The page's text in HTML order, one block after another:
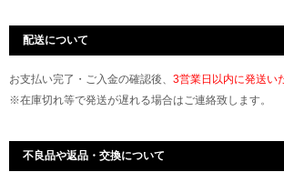
配送について
お支払い完了・ご入金の確認後、 3営業日以内に発送い
※在庫切れ等で発送が遅れる場合はご連絡致します。
不良品や返品・交換について